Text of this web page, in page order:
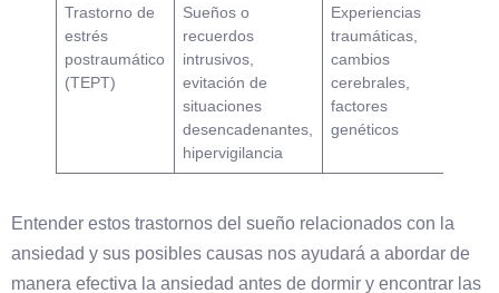
Trastorno de
estrés
postraumático
(TEPT)
Sueños o
recuerdos
intrusivos,
evitación de
situaciones
desencadenantes,
hipervigilancia
Experiencias
traumáticas,
cambios
cerebrales,
factores
genéticos
Entender estos trastornos del sueño relacionados con la
ansiedad y sus posibles causas nos ayudará a abordar de
manera efectiva la ansiedad antes de dormir y encontrar las